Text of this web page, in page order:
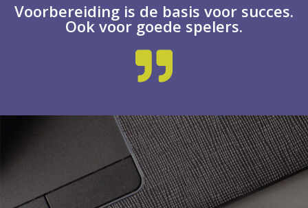
Voorbereiding is de basis voor succes.
Ook voor goede spelers.